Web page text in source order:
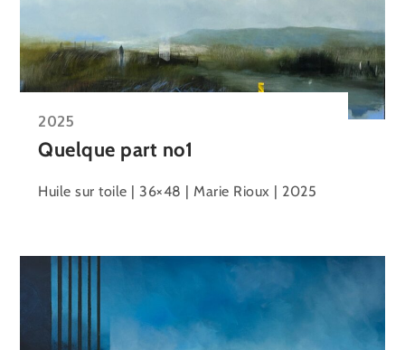
2025
Quelque part no1
Huile sur toile | 36×48 | Marie Rioux | 2025